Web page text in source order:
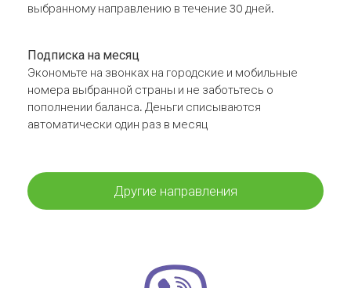
выбранному направлению в течение 30 дней.
Подписка на месяц
Экономьте на звонках на городские и мобильные
номера выбранной страны и не заботьтесь о
пополнении баланса. Деньги списываются
автоматически один раз в месяц
Другие направления